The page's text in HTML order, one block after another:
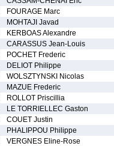
FOURAGE Marc
MOHTAJI Javad
KERBOAS Alexandre
CARASSUS Jean-Louis
POCHET Frederic
DELIOT Philippe
WOLSZTYNSKI Nicolas
MAZUE Frederic
ROLLOT Priscillia
LE TORRIELLEC Gaston
COUET Justin
PHALIPPOU Philippe
VERGNES Eline-Rose